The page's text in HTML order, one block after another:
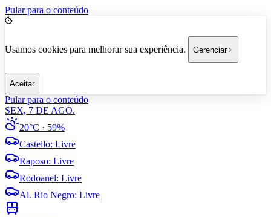
Pular para o conteúdo
Usamos cookies para melhorar sua experiência. Gerenciar
Aceitar
Pular para o conteúdo
SEX, 7 DE AGO.
20°C · 59%
Castello: Livre
Raposo: Livre
Rodoanel: Livre
Al. Rio Negro: Livre